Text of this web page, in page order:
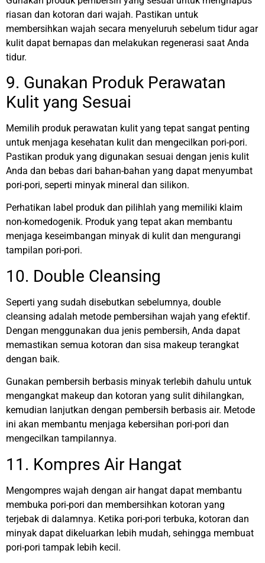
riasan dan kotoran dari wajah. Pastikan untuk
membersihkan wajah secara menyeluruh sebelum tidur agar
kulit dapat bernapas dan melakukan regenerasi saat Anda
tidur.
9. Gunakan Produk Perawatan
Kulit yang Sesuai
Memilih produk perawatan kulit yang tepat sangat penting
untuk menjaga kesehatan kulit dan mengecilkan pori-pori.
Pastikan produk yang digunakan sesuai dengan jenis kulit
Anda dan bebas dari bahan-bahan yang dapat menyumbat
pori-pori, seperti minyak mineral dan silikon.
Perhatikan label produk dan pilihlah yang memiliki klaim
non-komedogenik. Produk yang tepat akan membantu
menjaga keseimbangan minyak di kulit dan mengurangi
tampilan pori-pori.
10. Double Cleansing
Seperti yang sudah disebutkan sebelumnya, double
cleansing adalah metode pembersihan wajah yang efektif.
Dengan menggunakan dua jenis pembersih, Anda dapat
memastikan semua kotoran dan sisa makeup terangkat
dengan baik.
Gunakan pembersih berbasis minyak terlebih dahulu untuk
mengangkat makeup dan kotoran yang sulit dihilangkan,
kemudian lanjutkan dengan pembersih berbasis air. Metode
ini akan membantu menjaga kebersihan pori-pori dan
mengecilkan tampilannya.
11. Kompres Air Hangat
Mengompres wajah dengan air hangat dapat membantu
membuka pori-pori dan membersihkan kotoran yang
terjebak di dalamnya. Ketika pori-pori terbuka, kotoran dan
minyak dapat dikeluarkan lebih mudah, sehingga membuat
pori-pori tampak lebih kecil.